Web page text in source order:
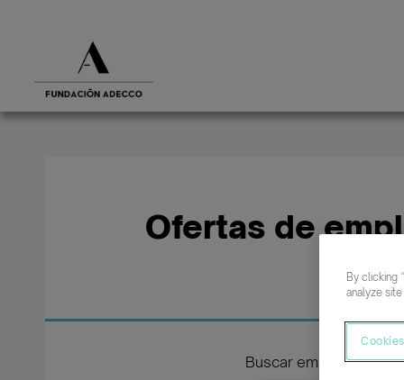
Ofertas de
Buscar empleo de
By clicking
analyze